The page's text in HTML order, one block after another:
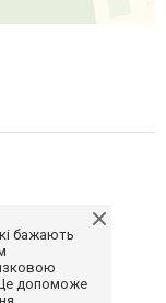
бажають
Це допоможе